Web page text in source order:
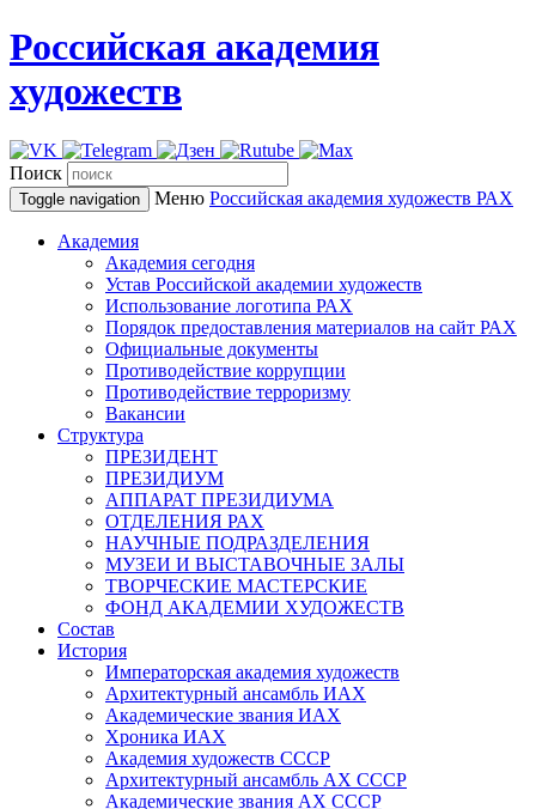
Российская академия
художеств
Поиск
Toggle navigation Меню Российская академия художеств РАХ
Академия
Академия сегодня
Устав Российской академии художеств
Использование логотипа РАХ
Порядок предоставления материалов на сайт РАХ
Официальные документы
Противодействие коррупции
Противодействие терроризму
Вакансии
Структура
ПРЕЗИДЕНТ
ПРЕЗИДИУМ
АППАРАТ ПРЕЗИДИУМА
ОТДЕЛЕНИЯ РАХ
НАУЧНЫЕ ПОДРАЗДЕЛЕНИЯ
МУЗЕИ И ВЫСТАВОЧНЫЕ ЗАЛЫ
ТВОРЧЕСКИЕ МАСТЕРСКИЕ
ФОНД АКАДЕМИИ ХУДОЖЕСТВ
Состав
История
Императорская академия художеств
Архитектурный ансамбль ИАХ
Академические звания ИАХ
Хроника ИАХ
Академия художеств СССР
Архитектурный ансамбль АХ СССР
Академические звания АХ СССР